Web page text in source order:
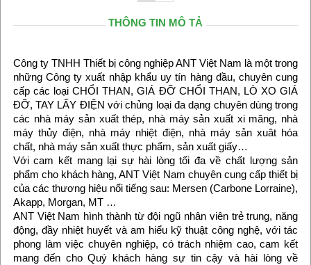
THÔNG TIN MÔ TẢ
Công ty TNHH Thiết bị công nghiệp ANT Việt Nam là một trong
những Công ty xuất nhập khẩu uy tín hàng đầu, chuyên cung
cấp các loại CHỔI THAN, GIÁ ĐỠ CHỔI THAN, LÒ XO GIÁ
ĐỠ, TAY LẤY ĐIỆN với chủng loại đa dạng chuyên dùng trong
các nhà máy sản xuất thép, nhà máy sản xuất xi măng, nhà
máy thủy điện, nhà máy nhiệt điện, nhà máy sản xuât hóa
chất, nhà máy sản xuất thực phẩm, sản xuất giấy…
Với cam kết mang lại sự hài lòng tối đa về chất lượng sản
phẩm cho khách hàng, ANT Việt Nam chuyên cung cấp thiết bị
của các thương hiệu nổi tiếng sau: Mersen (Carbone Lorraine),
Akapp, Morgan, MT …
ANT Việt Nam hình thành từ đội ngũ nhân viên trẻ trung, năng
động, đầy nhiệt huyết và am hiểu kỹ thuật công nghệ, với tác
phong làm việc chuyên nghiệp, có trách nhiệm cao, cam kết
mang đến cho Quý khách hàng sự tin cậy và hài lòng về